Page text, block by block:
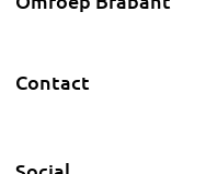
Contact